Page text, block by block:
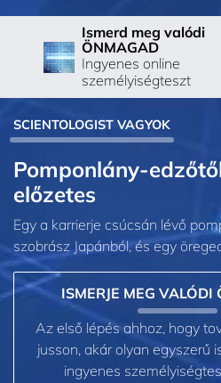
Ismerd meg valódi
ÖNMAGAD
Ingyenes online
személyiségteszt
SCIENTOLOGIST VAGYOK
Pomponlány-
előzetes
Egy a karrierje csúcsán lévő
szobrász Japánból, és egy
ISMERJE MEG VALÓDI
Az első lépés ahhoz, hogy
jusson, akár olyan egyszerű
ingyenes